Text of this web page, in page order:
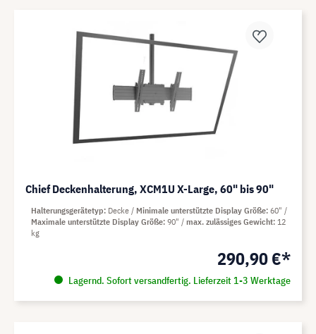
Chief Deckenhalterung, XCM1U X-Large, 60" bis 90"
290,90 €*
Lagernd. Sofort versandfertig. Lieferzeit 1-3 Werktage
Halterungsgerätetyp Decke Minimale unterstützte Display Größe 60"
Maximale unterstützte Display Größe 90" max. zulässiges Gewicht 12
kg